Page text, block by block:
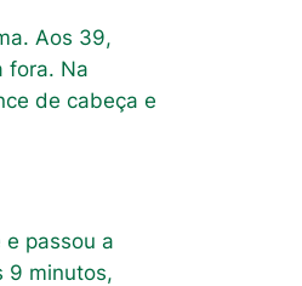
Aos 39,
fora. Na
de cabeça e
passou a
9 minutos,